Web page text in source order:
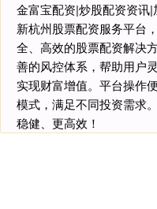
金富宝配资|炒股配资资讯
新杭州股票配资服务平台
全、高效的股票配资解决
善的风控体系，帮助用户
实现财富增值。平台操作
模式，满足不同投资需求
稳健、更高效！